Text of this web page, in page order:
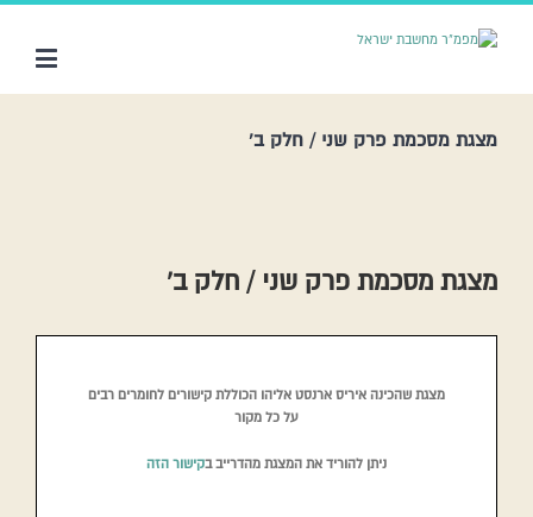
מצגת מסכמת פרק שני / חלק ב’
מצגת מסכמת פרק שני / חלק ב’
מצגת שהכינה איריס ארנסט אליהו הכוללת קישורים לחומרים רבים
על כל מקור
ניתן להוריד את המצגת מהדרייב בקישור הזה